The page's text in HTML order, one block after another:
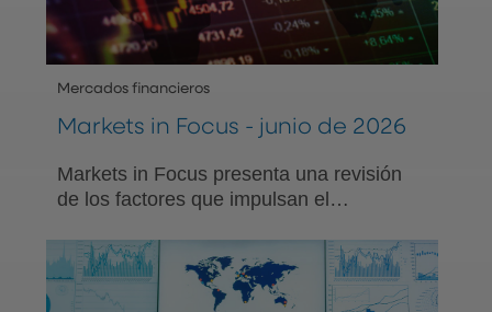
Mercados financieros
Markets in Focus - junio de 2026
Markets in Focus presenta una revisión
de los factores que impulsan el
económicos y otros temas importantes
con perspectivas prácticas para los
inversionistas.